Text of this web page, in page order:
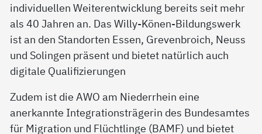
individuellen Weiterentwicklung bereits seit mehr
als 40 Jahren an. Das Willy-Könen-Bildungswerk
ist an den Standorten Essen, Grevenbroich, Neuss
und Solingen präsent und bietet natürlich auch
digitale Qualifizierungen
Zudem ist die AWO am Niederrhein eine
anerkannte Integrationsträgerin des Bundesamtes
für Migration und Flüchtlinge (BAMF) und bietet